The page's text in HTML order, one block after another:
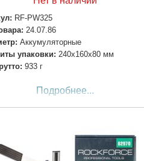
RF-PW325
24.07.86
Аккумуляторные
упаковки: 240x160x80 мм
933 г
Подробнее...